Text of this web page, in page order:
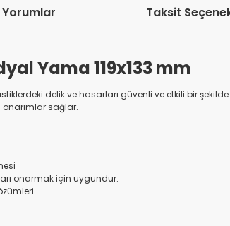
Yorumlar Taksit
Yama 119x133 mm
lastiklerdeki delik ve hasarları güvenli ve etkili bir
sağlar.
onarmak için uygundur.